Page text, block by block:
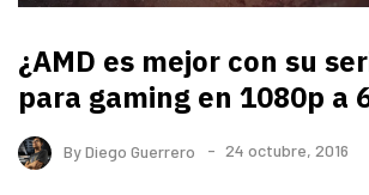
¿AMD es mejor con su
para gaming en 1080p a
ByDiego Guerrero 24 octubre, 2016